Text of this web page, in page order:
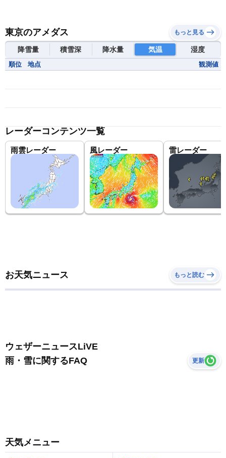
東京のアメダス もっと見る
降雪量 積雪深 降水量 気温 湿度
順位 地点 観測値
レーダーコンテンツ一覧
雨雲レーダー 風レーダー 雷レーダー
お天気ニュース もっと読む
ウェザーニュースLiVE
雨・雪に関するFAQ
更新
天気メニュー